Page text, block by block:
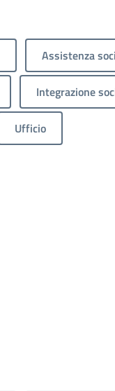
Assistenza
Integrazione
Ufficio